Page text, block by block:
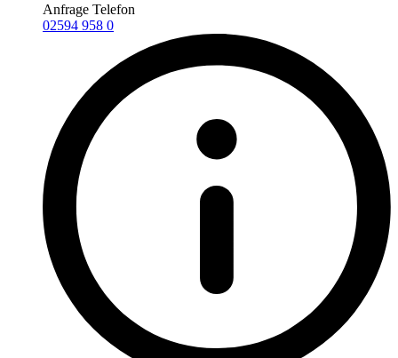
Anfrage Telefon
02594 958 0